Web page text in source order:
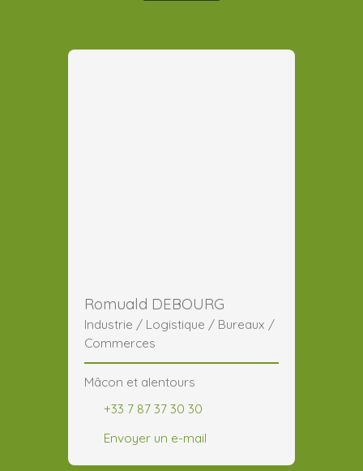
Romuald DEBOURG
Industrie / Logistique / Bureaux /
Commerces
Mâcon et alentours
+33 7 87 37 30 30
Envoyer un e-mail